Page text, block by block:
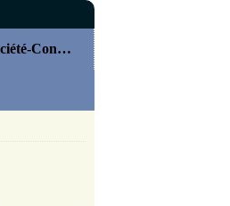
On joue (jeu de société-Concours)